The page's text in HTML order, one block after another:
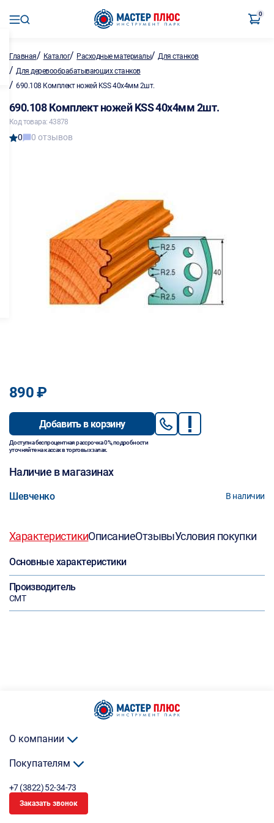
0
Главная/ Каталог/ Расходные материалы/Для станков
/ Для деревообрабатывающих станков
/ 690.108 Комплект ножей KSS 40х4мм 2шт.
690.108 Комплект ножей KSS 40х4мм 2шт.
Код товара: 43878
0 0 отзывов
890 ₽
Добавить в корзину
Доступна беспроцентная рассрочка 0%, подробности
уточняйте на кассах в торговых залах.
Наличие в магазинах
Шевченко В наличии
ХарактеристикиОписаниеОтзывыУсловия покупки
Основные характеристики
Производитель
СМТ
О компании
Покупателям
+7 (3822) 52-34-73
Заказать звонок